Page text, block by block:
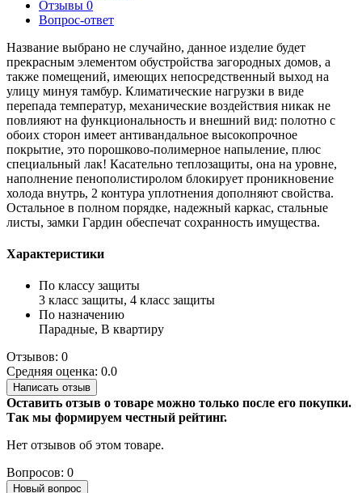
Отзывы 0
Вопрос-ответ
Название выбрано не случайно, данное изделие будет
прекрасным элементом обустройства загородных домов, а
также помещений, имеющих непосредственный выход на
улицу минуя тамбур. Климатические нагрузки в виде
перепада температур, механические воздействия никак не
повлияют на функциональность и внешний вид: полотно с
обоих сторон имеет антивандальное высокопрочное
покрытие, это порошково-полимерное напыление, плюс
специальный лак! Касательно теплозащиты, она на уровне,
наполнение пенополистиролом блокирует проникновение
холода внутрь, 2 контура уплотнения дополняют свойства.
Остальное в полном порядке, надежный каркас, стальные
листы, замки Гардин обеспечат сохранность имущества.
Характеристики
По классу защиты
3 класс защиты, 4 класс защиты
По назначению
Парадные, В квартиру
Отзывов: 0
Средняя оценка: 0.0
Написать отзыв
Оставить отзыв о товаре можно только после его покупки.
Так мы формируем честный рейтинг.
Нет отзывов об этом товаре.
Вопросов: 0
Новый вопрос